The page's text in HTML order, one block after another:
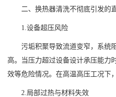
二、换热器清洗不彻底引发的
1.设备超压风险
污垢积聚导致流道变窄，系统
高。当压力超过设备设计承压能力
效等危险情况。在高温高压工况下
2.局部过热与材料失效